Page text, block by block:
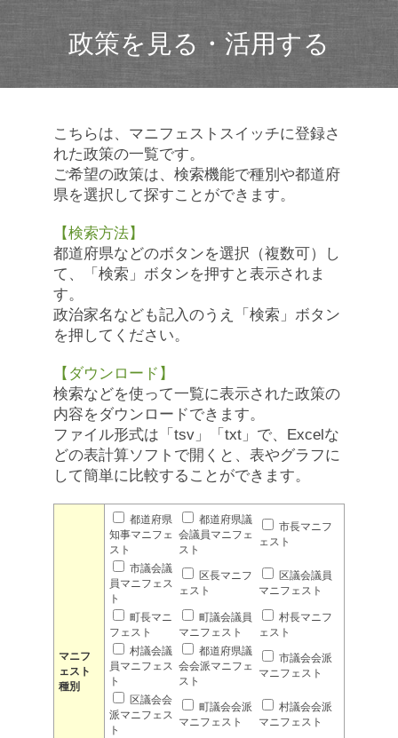
政策を見る・活用する
こちらは、マニフェストスイッチに登録さ
れた政策の一覧です。
ご希望の政策は、検索機能で種別や都道府
県を選択して探すことができます。
【検索方法】
都道府県などのボタンを選択（複数可）し
て、「検索」ボタンを押すと表示されま
す。
政治家名なども記入のうえ「検索」ボタン
を押してください。
【ダウンロード】
検索などを使って一覧に表示された政策の
内容をダウンロードできます。
ファイル形式は「tsv」「txt」で、Excelな
どの表計算ソフトで開くと、表やグラフに
して簡単に比較することができます。
マニフ
ェスト
種別
都道府県
知事マニフェ
スト
都道府県議
会議員マニフェ
スト
市長マニフ
ェスト
市議会議
員マニフェス
ト
区長マニフ
ェスト
区議会議員
マニフェスト
町長マニ
フェスト
町議会議員
マニフェスト
村長マニフ
ェスト
村議会議
員マニフェス
ト
都道府県議
会会派マニフェ
スト
市議会会派
マニフェスト
区議会会
派マニフェス
ト
町議会会派
マニフェスト
村議会会派
マニフェスト